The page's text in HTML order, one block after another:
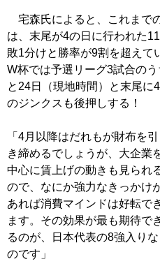
宅森氏によると、これまで
は、末尾が4の日に行われた
敗1分けと勝率が9割を超えて
W杯では予選リーグ3試合の
と24日（現地時間）と末尾に
のジンクスも後押しする！
「4月以降はだれもが財布を引
き締めるでしょうが、大企業
中心に賃上げの動きも見られ
ので、なにか強力なきっかけ
あれば消費マインドは好転で
ます。その効果が最も期待で
るのが、日本代表の8強入りな
のです」